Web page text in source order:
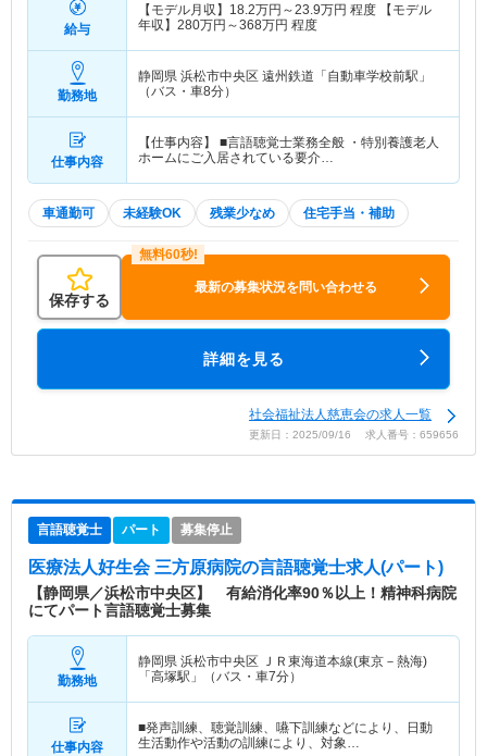
給与
【モデル月収】 18.2万円～23.9万円 程度 【モデル
年収】 280万円～368万円 程度
勤務地
静岡県 浜松市中央区 遠州鉄道「自動車学校前駅」
（バス・車8分）
仕事内容
【仕事内容】 ■言語聴覚士業務全般 ・特別養護老人
ホームにご入居されている要介…
車通勤可 未経験OK 残業少なめ 住宅手当・補助
保存する
最新の募集状況を問い合わせる
詳細を見る
社会福祉法人慈恵会の求人一覧
更新日：2025/09/16 求人番号：659656
言語聴覚士 パート 募集停止
医療法人好生会 三方原病院の言語聴覚士求人(パート)
【静岡県／浜松市中央区】 有給消化率90％以上！精神科病院
にてパート言語聴覚士募集
勤務地
静岡県 浜松市中央区 ＪＲ東海道本線(東京－熱海)
「高塚駅」（バス・車7分）
仕事内容
■発声訓練、聴覚訓練、嚥下訓練などにより、日動
生活動作や活動の訓練により、対象…